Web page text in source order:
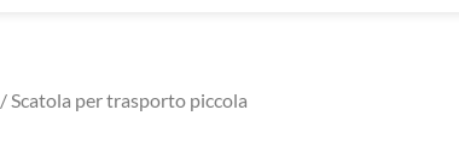
/ Scatola per trasporto piccola